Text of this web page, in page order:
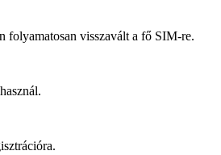
folyamatosan visszavált a fő SIM-re.